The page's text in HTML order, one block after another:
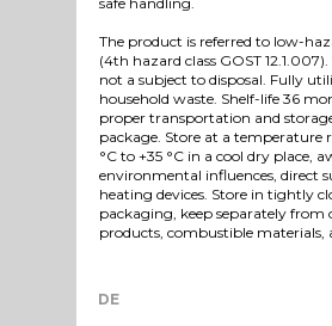
The product is referred to low-
(4th hazard class GOST
not a subject to disposal. Fully
household waste. Shelf-life 36
proper transportation and
package. Store at a temperature
°C to +35 °C in a cool dry place,
environmental influences, direct
heating devices. Store in tightly
packaging, keep separately from
products, combustible materials,
DE